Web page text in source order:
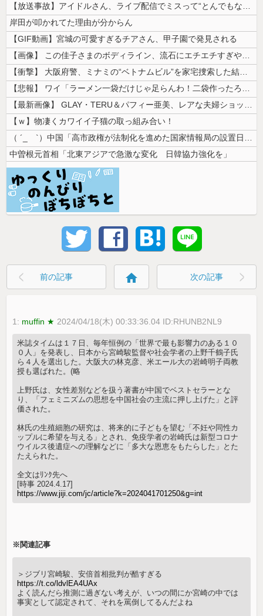
【放送事故】アイドルさん、ライブ配信でミスって“とんでもないもの”を映...
岸田が叩かれてた理由が分からん
【GIF動画】宮城の可愛すぎるチアさん、甲子園で発見される
【画像】 この佳子さまのボディライン、流石にエチエチすぎやろ！
【衝撃】 大阪府警、ミナミの“ベトナムビル”を家宅捜索した結果・・・・...
【悲報】 ワイ「ラーメン一袋だけじゃ足らんわ！二袋作ったろ！」→結果ｗ...
【最新画像】 GLAY・TERU＆パフィー亜美、レアな夫婦ショットを公...
【ｗ】物凄くカワイイ子猫の取っ組み合い！
（ ´_ゝ`）中国「高市政権が法制化を進めた国家情報局の設置日が7月3...
中曽根元首相「北東アジアで急激な変化 日韓協力強化を」
前の記事 home 次の記事
1: muffin ★ 2024/04/18(木) 00:33:36.04 ID:RHUNB2NL9
米誌タイムは１７日、毎年恒例の「世界で最も影響力のある１０
０人」を発表し、日本から宮崎駿監督や社会学者の上野千鶴子氏
ら４人を選出した。大阪大の林克彦、米エール大の岩崎明子両教
授も選ばれた。(略
上野氏は、女性差別などを扱う著書が中国でベストセラーとな
り、「フェミニズムの思想を中国社会の主流に押し上げた」と評
価された。
林氏の生殖細胞の研究は、将来的に子どもを望む「不妊や同性カ
ップルに希望を与える」とされ、免疫学者の岩崎氏は新型コロナ
ウイルス後遺症への理解などに「多大な恩恵をもたらした」とた
たえられた。
全文はﾘﾝｸ先へ
[時事 2024.4.17]
https://www.jiji.com/jc/article?k=2024041701250&g=int
※関連記事
＞ジブリ宮崎駿、安倍首相批判が酷すぎる
https://t.co/ldvlEA4UAx
よく読んだら推測に過ぎない考えが、いつの間にか宮崎の中では
事実として認定されて、それを罵倒してるんだよね